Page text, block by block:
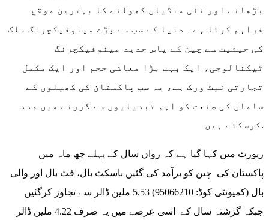
بڑھانے اور نئی منڈیاں کھولنے کا بہترین موقع
فراہم کرتا ہے۔ دنیا کے سب سے بڑے مینوفیکچرنگ ملک
کی حیثیت سے چین کے پاس جدید مینوفیکچرنگ
ٹیکنالوجی، ایک بہت بڑا معاشی حجم اور ایک مکمل
تجارتی نیٹ ورک ہے، یہ سب پاکستان کی کھیلوں کے
سامان کی صنعت کو اہم تبدیلیوں سے گزرنے میں مدد
کرسکتے ہیں.
رپورٹ میں کہا گیا ہے کہ رواں سال کے پہلے چھ ماہ میں
پاکستان کی چین کو برآمد کی گئیں باسکٹ بال، فٹ بال اور والی
بال (کمیونٹی کوڈ: 95066210) 5.53 ملین ڈالر سے تجاوز کرگئیں
جبکہ گزشتہ سال کے اسی عرصے میں یہ صرف 4.22 ملین ڈالر